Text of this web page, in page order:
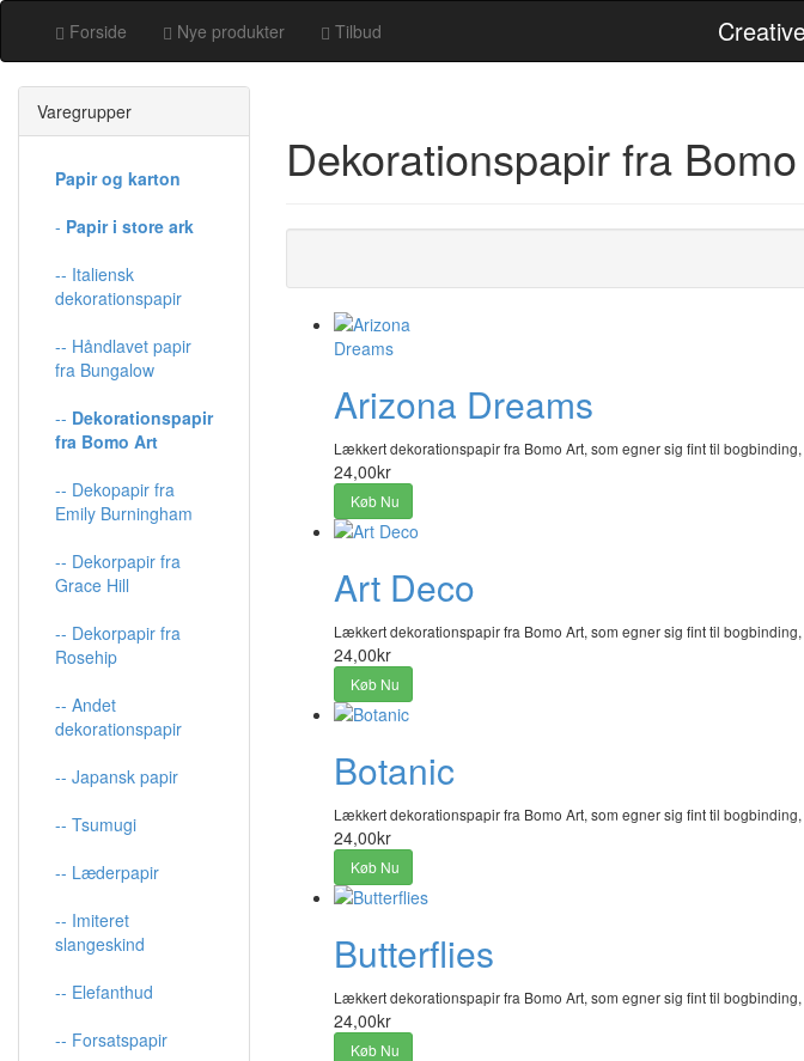
Forside Nye produkter Tilbud
Dekorationspapir fra
Arizona Dreams
Lækkert dekorationspapir fra Bomo Art, som egner sig fint til
24,00kr
Køb Nu
Art Deco
Lækkert dekorationspapir fra Bomo Art, som egner sig fint til
24,00kr
Køb Nu
Botanic
Lækkert dekorationspapir fra Bomo Art, som egner sig fint til
24,00kr
Køb Nu
Butterflies
Lækkert dekorationspapir fra Bomo Art, som egner sig fint til
24,00kr
Køb Nu
Varegrupper
Papir og karton
- Papir i store ark
-- Italiensk
dekorationspapir
-- Håndlavet papir
fra Bungalow
-- Dekorationspapir
fra Bomo Art
-- Dekopapir fra
Emily Burningham
-- Dekorpapir fra
Grace Hill
-- Dekorpapir fra
Rosehip
-- Andet
dekorationspapir
-- Japansk papir
-- Tsumugi
-- Læderpapir
-- Imiteret
slangeskind
-- Elefanthud
-- Forsatspapir